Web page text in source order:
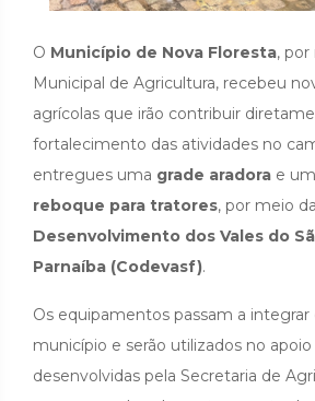
O Município de Nova Floresta, por
Municipal de Agricultura, recebeu
agrícolas que irão contribuir
fortalecimento das atividades no
entregues uma grade aradora e
reboque para tratores, por meio da
Desenvolvimento dos Vales do
Parnaíba (Codevasf).
Os equipamentos passam a
município e serão utilizados no apoio
desenvolvidas pela Secretaria de